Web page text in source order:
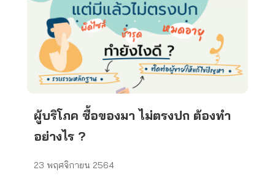
ผู้บริโภค ซื้อของมา ไม่ตรงปก ต้องทำ
อย่างไร ?
23 พฤศจิกายน 2564